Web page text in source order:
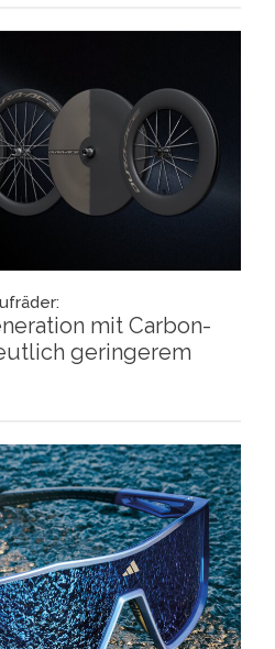
mit Carbon-
geringerem